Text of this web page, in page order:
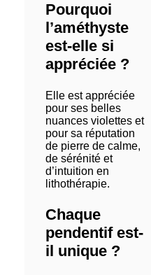
Pourquoi
l’améthyste
est-elle si
appréciée ?
Elle est appréciée
pour ses belles
nuances violettes et
pour sa réputation
de pierre de calme,
de sérénité et
d’intuition en
lithothérapie.
Chaque
pendentif est-
il unique ?